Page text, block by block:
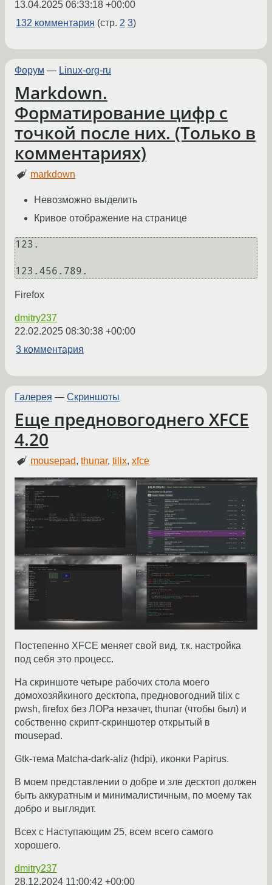
13.04.2025 06:33:18 +00:00
132 комментария (стр. 2 3)
Форум — Linux-org-ru
Markdown.
Форматирование цифр с
точкой после них. (Только в
комментариях)
markdown
Невозможно выделить
Кривое отображение на странице
123.
Firefox
dmitry237
22.02.2025 08:30:38 +00:00
3 комментария
Галерея — Скриншоты
Еще предновогоднего XFCE
4.20
mousepad,thunar,tilix,xfce
Постепенно XFCE меняет свой вид, т.к. настройка
под себя это процесс.
На скриншоте четыре рабочих стола моего
домохозяйкиного десктопа, предновогодний tilix с
pwsh, firefox без ЛОРа незачет, thunar (чтобы был) и
собственно скрипт-скриншотер открытый в
mousepad.
Gtk-тема Matcha-dark-aliz (hdpi), иконки Papirus.
В моем представлении о добре и зле десктоп должен
быть аккуратным и минималистичным, по моему так
добро и выглядит.
Всех с Наступающим 25, всем всего самого
хорошего.
dmitry237
28.12.2024 11:00:42 +00:00